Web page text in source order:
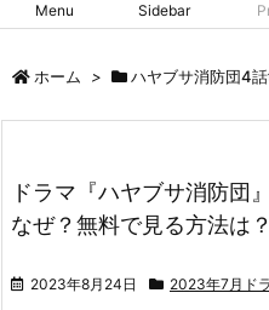
Menu Sidebar
ホーム > ハヤブサ消防団4
ドラマ『ハヤブサ消防
なぜ？無料で見る方法は？
2023年8月24日 2023年7月ド